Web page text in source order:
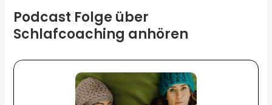
Podcast Folge über
Schlafcoaching anhören